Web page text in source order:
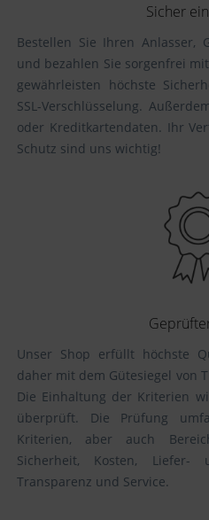
Sicher
Bestellen Sie Ihren Anlasser,
und bezahlen Sie sorgenfrei
gewährleisten höchste
SSL-Verschlüsselung.
oder Kreditkartendaten. Ihr
Schutz sind uns wichtig!
Unser Shop erfüllt höchste
daher mit dem Gütesiegel von
Die Einhaltung der Kriterien
überprüft. Die Prüfung
Kriterien, aber auch
Sicherheit, Kosten, Liefer-
Transparenz und Service.